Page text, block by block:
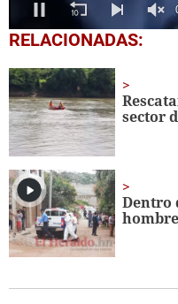
0
seconds
40
seconds
RELACIONADAS:
sector
Dentro